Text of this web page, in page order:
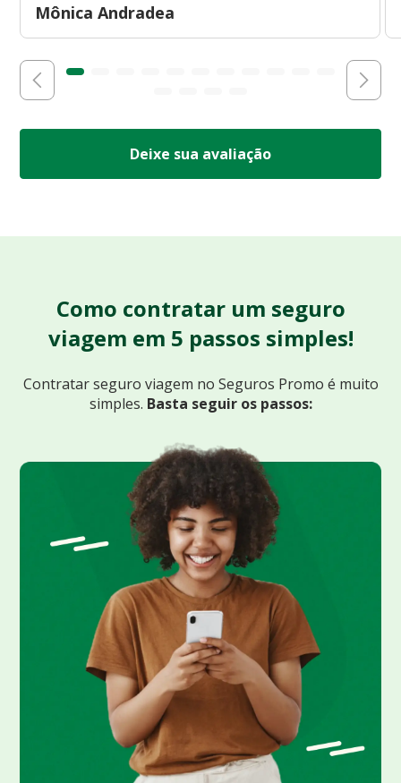
Mônica Andradea
Deixe sua avaliação
Como contratar um seguro
viagem em 5 passos simples!
Contratar seguro viagem no Seguros Promo é muito
simples. Basta seguir os passos: